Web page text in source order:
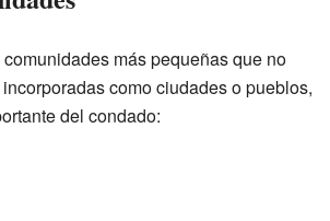
más pequeñas que no
como ciudades o pueblos,
del condado: